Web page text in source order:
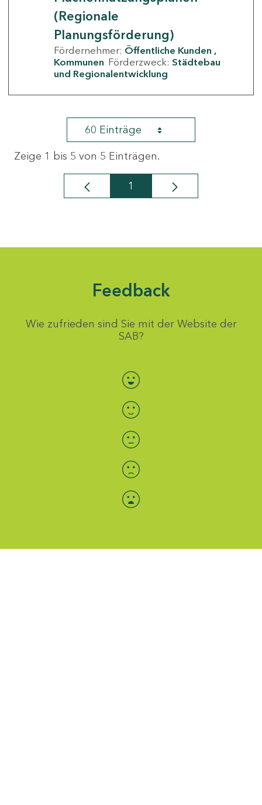
(Regionale
Planungsförderung)
Fördernehmer: Öffentliche Kunden
Kommunen Förderzweck: Städtebau
und Regionalentwicklung
60 Einträge
Zeige 1 bis 5 von 5 Einträgen.
Seite
1
Feedback
Wie zufrieden sind Sie mit der Website der
SAB?
Bewertung auswählen